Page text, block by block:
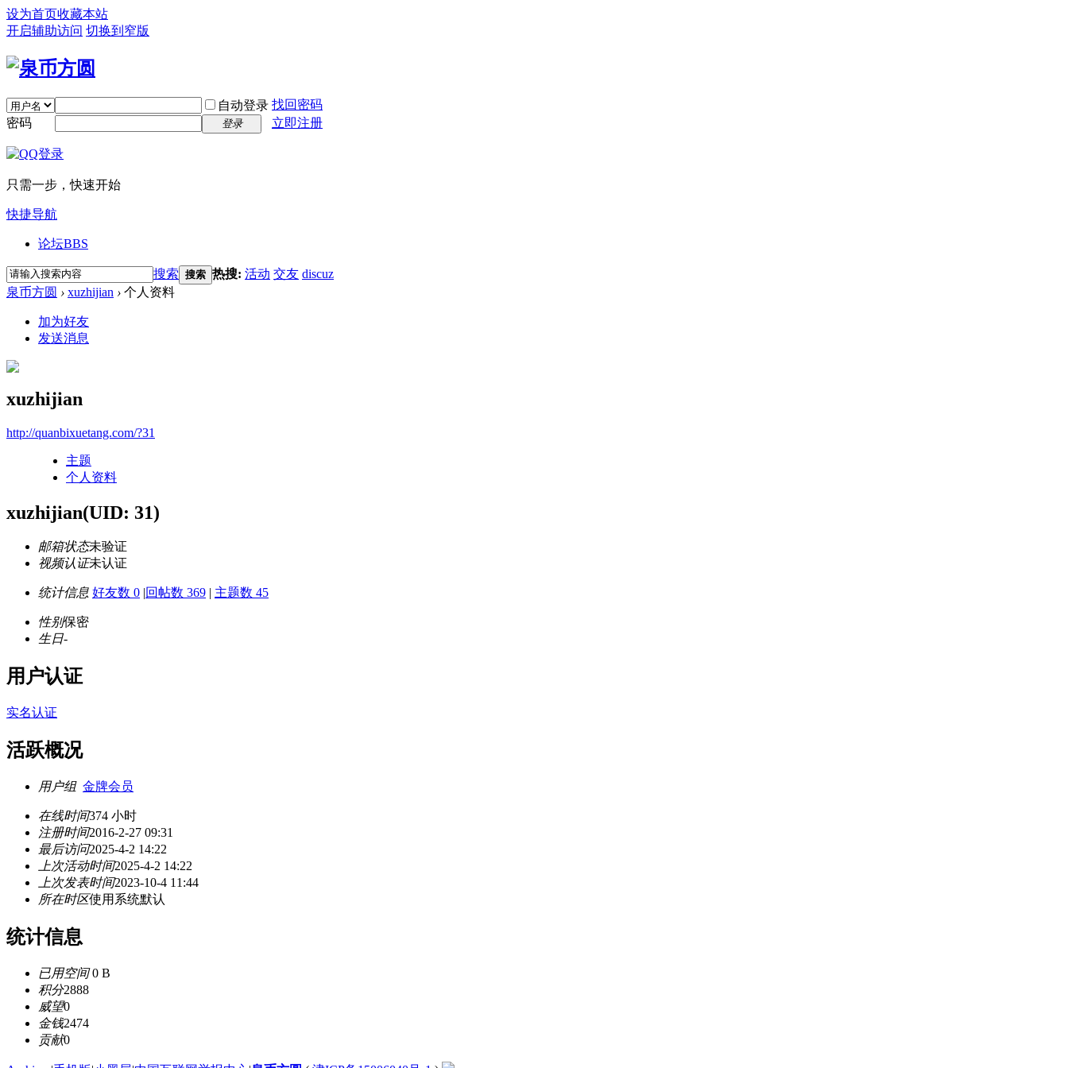
设为首页收藏本站
开启辅助访问 切换到窄版
自动登录 找回密码
密码
登录 立即注册
只需一步，快速开始
快捷导航
论坛BBS
搜索 搜索 热搜: 活动 交友 discuz
泉币方圆 › xuzhijian › 个人资料
加为好友
发送消息
xuzhijian
http://quanbixuetang.com/?31
主题
个人资料
xuzhijian(UID: 31)
邮箱状态未验证
视频认证未认证
统计信息 好友数 0 |回帖数 369 | 主题数 45
性别保密
生日-
用户认证
实名认证
活跃概况
用户组 金牌会员
在线时间374 小时
注册时间2016-2-27 09:31
最后访问2025-4-2 14:22
上次活动时间2025-4-2 14:22
上次发表时间2023-10-4 11:44
所在时区使用系统默认
统计信息
已用空间0 B
积分2888
威望0
金钱2474
贡献0